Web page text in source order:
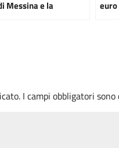
Messina e la
I campi obbligatori